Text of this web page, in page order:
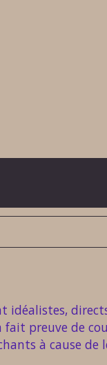
idéalistes,
fait preuve de
à cause de